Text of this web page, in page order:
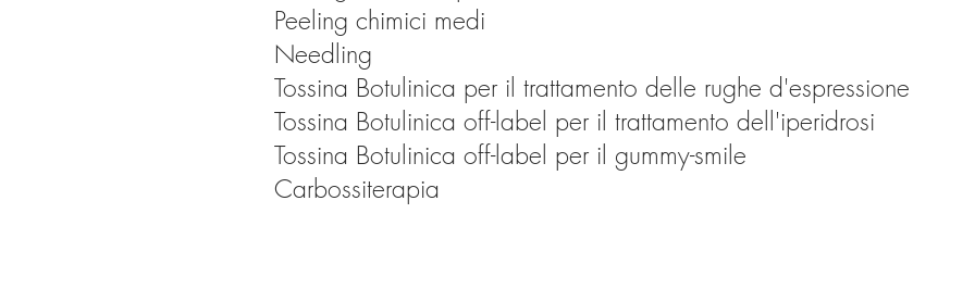
Peeling chimici medi
Needling
Tossina Botulinica per il trattamento delle rughe d'espressione
Tossina Botulinica off-label per il trattamento dell'iperidrosi
Tossina Botulinica off-label per il gummy-smile
Carbossiterapia